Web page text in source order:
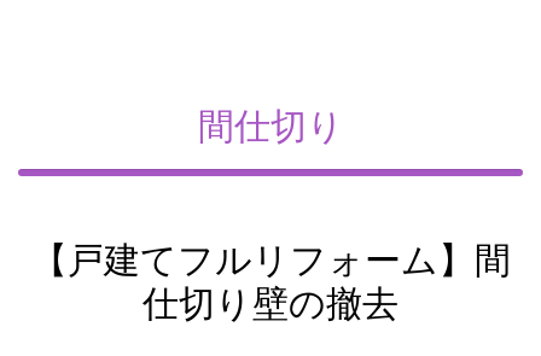
間仕切り
【戸建てフルリフォーム】間
仕切り壁の撤去